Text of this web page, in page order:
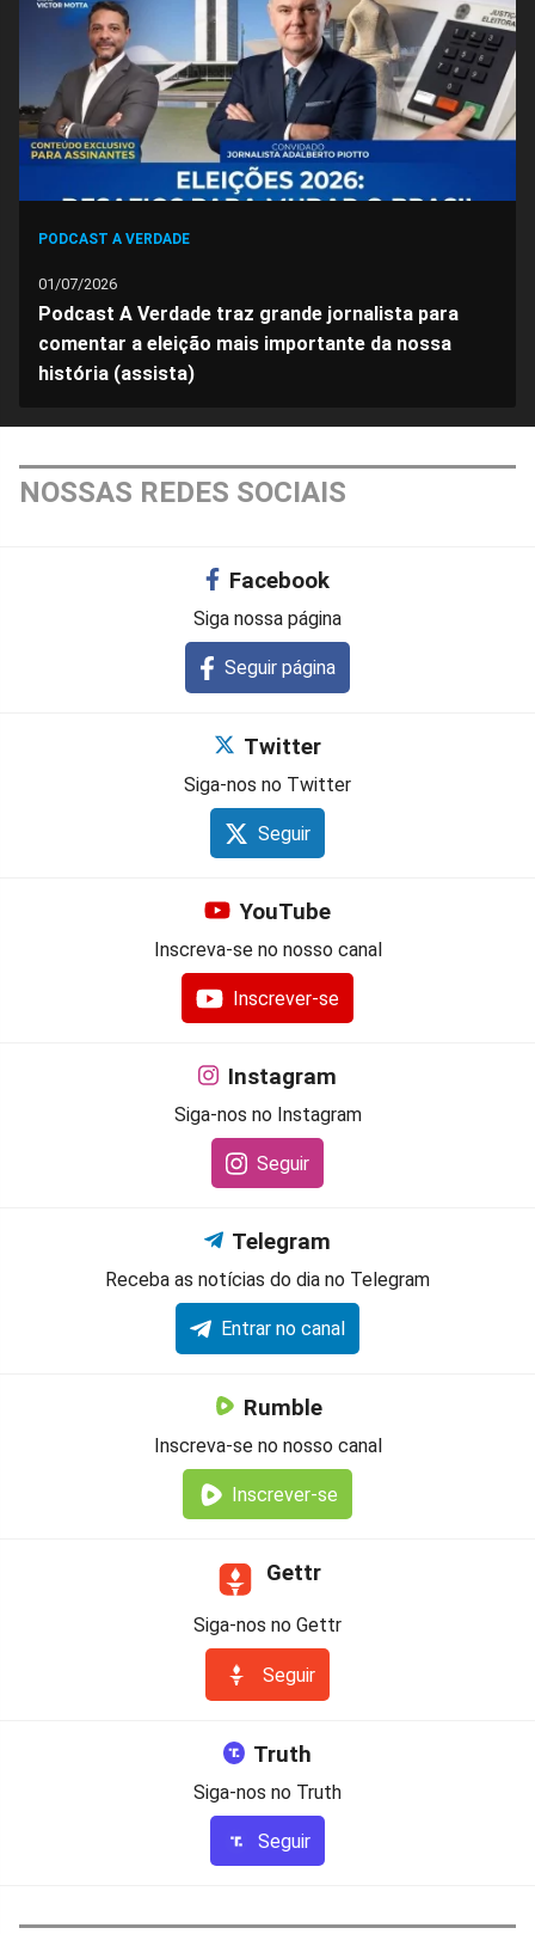
FacebookWhatsappTwitterMessengerTelegramGettr
PODCAST A VERDADE
01/07/2026
Podcast A Verdade traz grande jornalista para
comentar a eleição mais importante da nossa
história (assista)
NOSSAS REDES SOCIAIS
Facebook
Siga nossa página
Seguir página
Twitter
Siga-nos no Twitter
Seguir
YouTube
Inscreva-se no nosso canal
Inscrever-se
Instagram
Siga-nos no Instagram
Seguir
Telegram
Receba as notícias do dia no Telegram
Entrar no canal
Rumble
Inscreva-se no nosso canal
Inscrever-se
Gettr
Siga-nos no Gettr
Seguir
Truth
Siga-nos no Truth
Seguir